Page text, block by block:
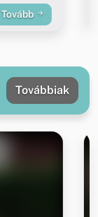
Tovább
Továbbiak